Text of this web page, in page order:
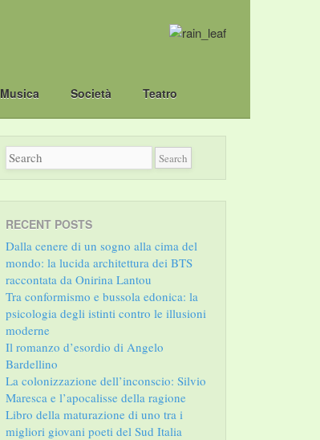
Musica Società Teatro
RECENT POSTS
Dalla cenere di un sogno alla cima del
mondo: la lucida architettura dei BTS
raccontata da Onirina Lantou
Tra conformismo e bussola edonica: la
psicologia degli istinti contro le illusioni
moderne
Il romanzo d’esordio di Angelo
Bardellino
La colonizzazione dell’inconscio: Silvio
Maresca e l’apocalisse della ragione
Libro della maturazione di uno tra i
migliori giovani poeti del Sud Italia